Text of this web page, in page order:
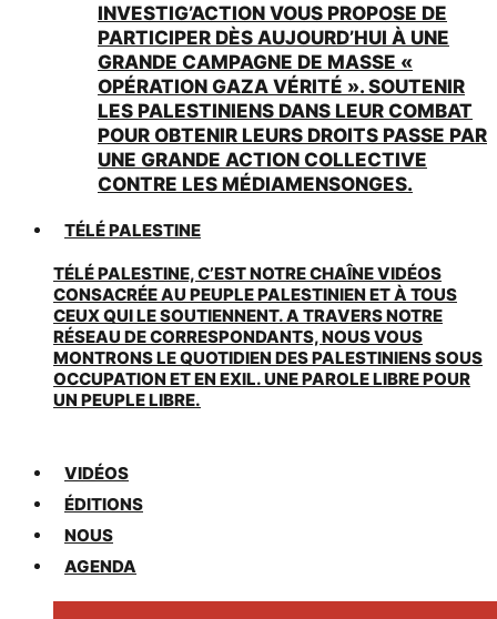
INVESTIG’ACTION VOUS PROPOSE DE
PARTICIPER DÈS AUJOURD’HUI À UNE
GRANDE CAMPAGNE DE MASSE «
OPÉRATION GAZA VÉRITÉ ». SOUTENIR
LES PALESTINIENS DANS LEUR COMBAT
POUR OBTENIR LEURS DROITS PASSE PAR
UNE GRANDE ACTION COLLECTIVE
CONTRE LES MÉDIAMENSONGES.
TÉLÉ PALESTINE
TÉLÉ PALESTINE, C’EST NOTRE CHAÎNE VIDÉOS
CONSACRÉE AU PEUPLE PALESTINIEN ET À TOUS
CEUX QUI LE SOUTIENNENT. A TRAVERS NOTRE
RÉSEAU DE CORRESPONDANTS, NOUS VOUS
MONTRONS LE QUOTIDIEN DES PALESTINIENS SOUS
OCCUPATION ET EN EXIL. UNE PAROLE LIBRE POUR
UN PEUPLE LIBRE.
VIDÉOS
ÉDITIONS
NOUS
AGENDA